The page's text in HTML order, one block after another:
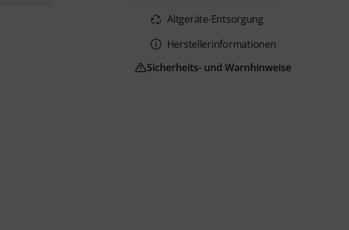
Altgeräte-Entsorgung
Herstellerinformationen
Sicherheits- und Warnhinweise